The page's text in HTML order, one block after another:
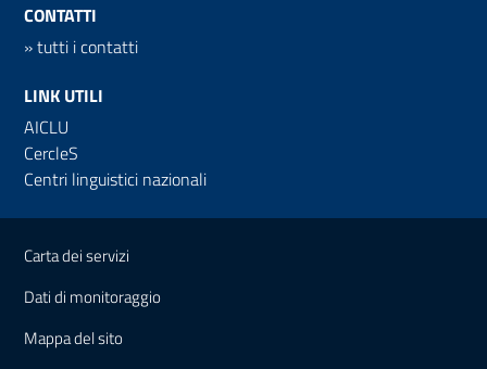
CONTATTI
»tutti i contatti
LINK UTILI
AICLU
CercleS
Centri linguistici nazionali
Link e informazioni utili
Carta dei servizi
Dati di monitoraggio
Mappa del sito